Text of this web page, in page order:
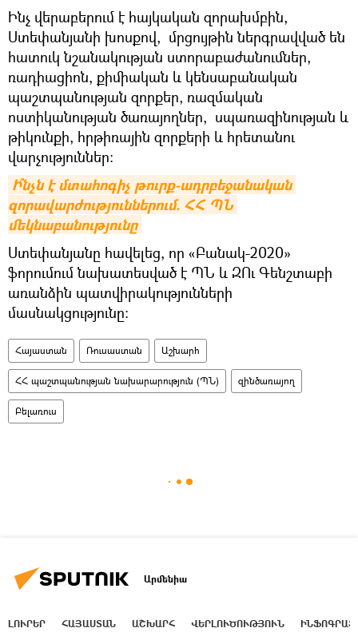
Ինչ վերաբերում է հայկական զորախմբին,
Ստեփանյանի խոսքով, մրցույթին ներգրավված են
հատուկ նշանակության ստորաբաժանումներ,
ռադիացիոն, քիմիական և կենսաբանական
պաշտպանության զորքեր, ռազմական
ոստիկանության ծառայողներ, սպառազինության և
թիկունքի, հրթիռային զորքերի և հրետանու
վարչություններ։
Ի՞նչն է մտահոգիչ թուրք-ադրբեջանական
զորավարժություններում. ՀՀ ՊՆ
մեկնաբանությունը
Ստեփանյանը հավելեց, որ «Բանակ-2020»
ֆորումում նախատեսված է ՊՆ և ԶՈւ Գենշտաբի
առանձին պատվիրակությունների
մասնակցությունը։
Հայաստան Ռուսաստան Աշխարհ
ՀՀ պաշտպանության նախարարություն (ՊՆ) զինծառայող
Բելառուս
Արմենիա
ԼՈՒՐԵՐ ՀԱՅԱՍՏԱՆ ԱՇԽԱՐՀ ՎԵՐԼՈՒԾՈՒԹՅՈՒՆ